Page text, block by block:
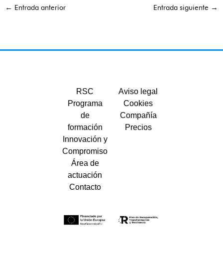
← Entrada anterior Entrada siguiente →
RSC
Programa
de
formación
Innovación y
Compromiso
Área de
actuación
Contacto
Aviso legal
Cookies
Compañía
Precios